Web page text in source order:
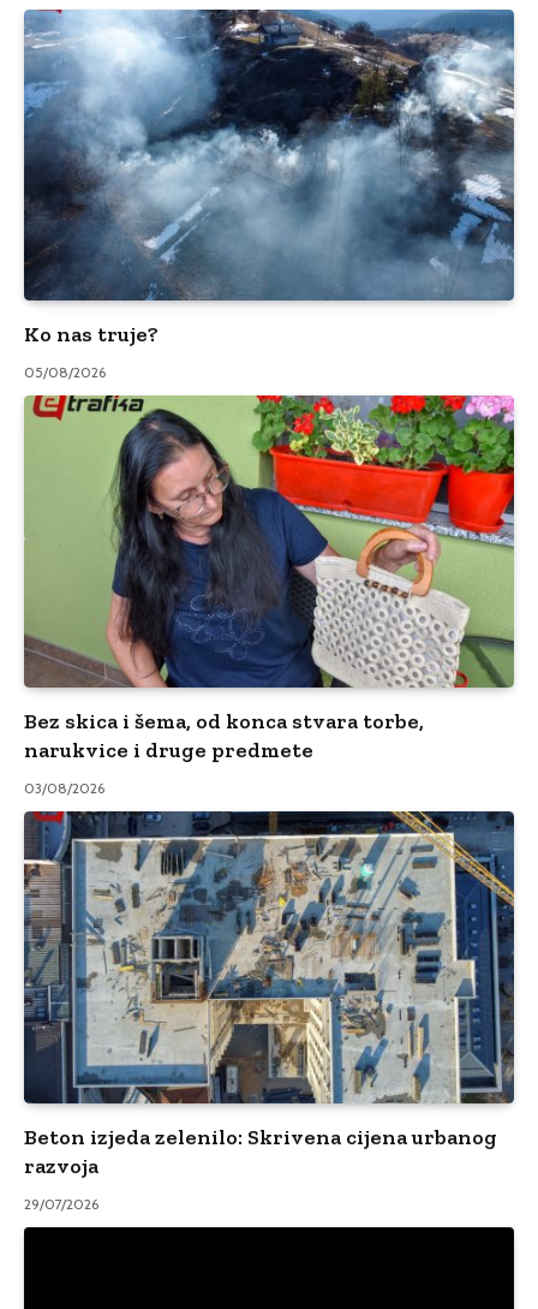
Ko nas truje?
05/08/2026
Bez skica i šema, od konca stvara torbe,
narukvice i druge predmete
03/08/2026
Beton izjeda zelenilo: Skrivena cijena urbanog
razvoja
29/07/2026